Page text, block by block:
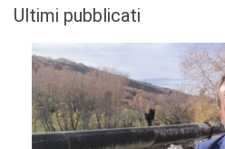
Ultimi pubblicati